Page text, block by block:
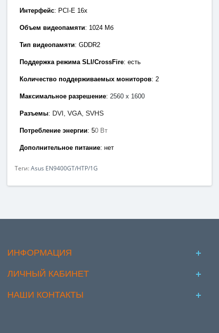
Интерфейс: PCI-E 1 6x
Объем видеопамяти: 1024 Мб
Тип видеопамяти: GDDR2
Поддержка режима SLI/CrossFire: есть
Количество поддерживаемых мониторов: 2
Максимальное разрешение: 2560 x 1600
Разъемы: DVI, VGA, SVHS
Потребление энергии: 50 Вт
Дополнительное питание: нет
Теги:Asus EN9400GT/HTP/1G
ИНФОРМАЦИЯ
ЛИЧНЫЙ КАБИНЕТ
НАШИ КОНТАКТЫ